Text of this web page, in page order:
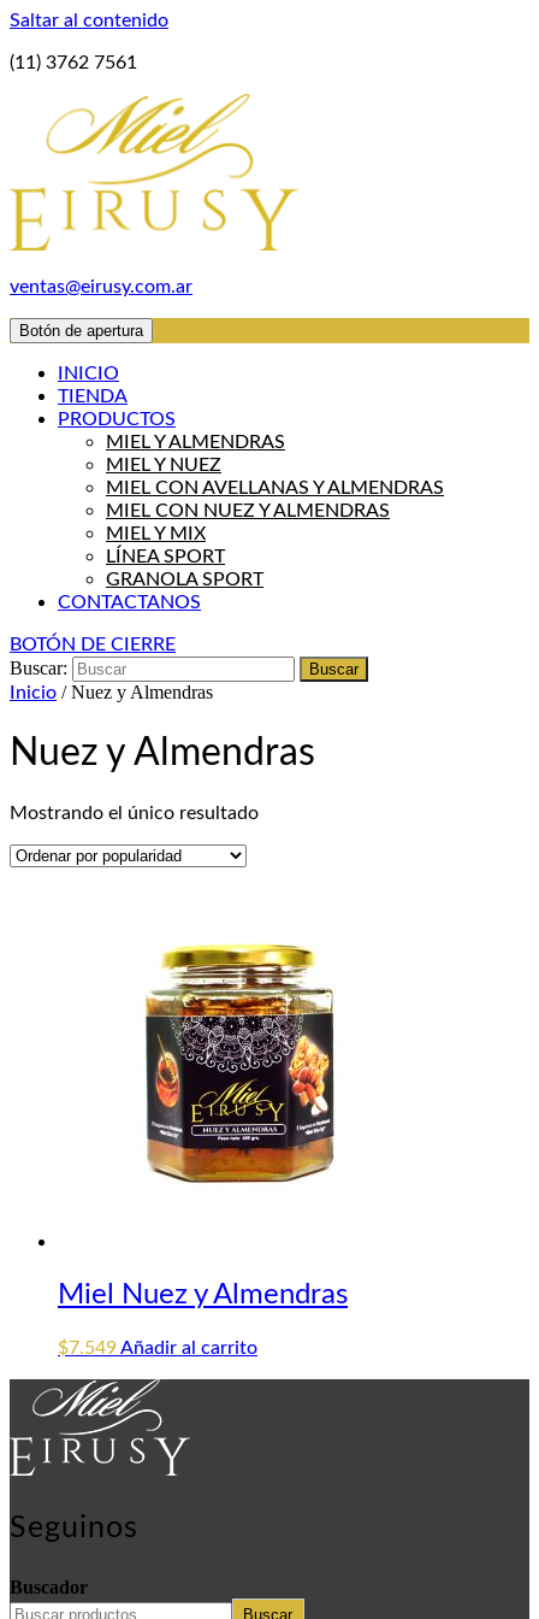
Saltar al contenido
(11) 3762 7561
ventas@eirusy.com.ar
Botón de apertura
INICIO
TIENDA
PRODUCTOS
MIEL Y ALMENDRAS
MIEL Y NUEZ
MIEL CON AVELLANAS Y ALMENDRAS
MIEL CON NUEZ Y ALMENDRAS
MIEL Y MIX
LÍNEA SPORT
GRANOLA SPORT
CONTACTANOS
BOTÓN DE CIERRE
Buscar:
Inicio / Nuez y Almendras
Nuez y Almendras
Mostrando el único resultado
Miel Nuez y Almendras
$7.549Añadir al carrito
Seguinos
Buscador
Buscar